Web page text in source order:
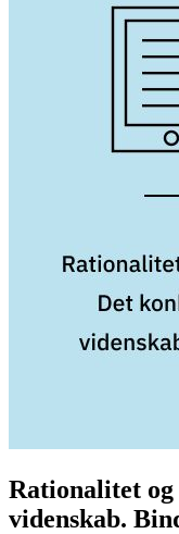
Rationalitet
videnskab.